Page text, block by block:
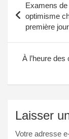
de
l’article
Examens de
optimisme
première
À l’heure
Laisser
Votre adresse